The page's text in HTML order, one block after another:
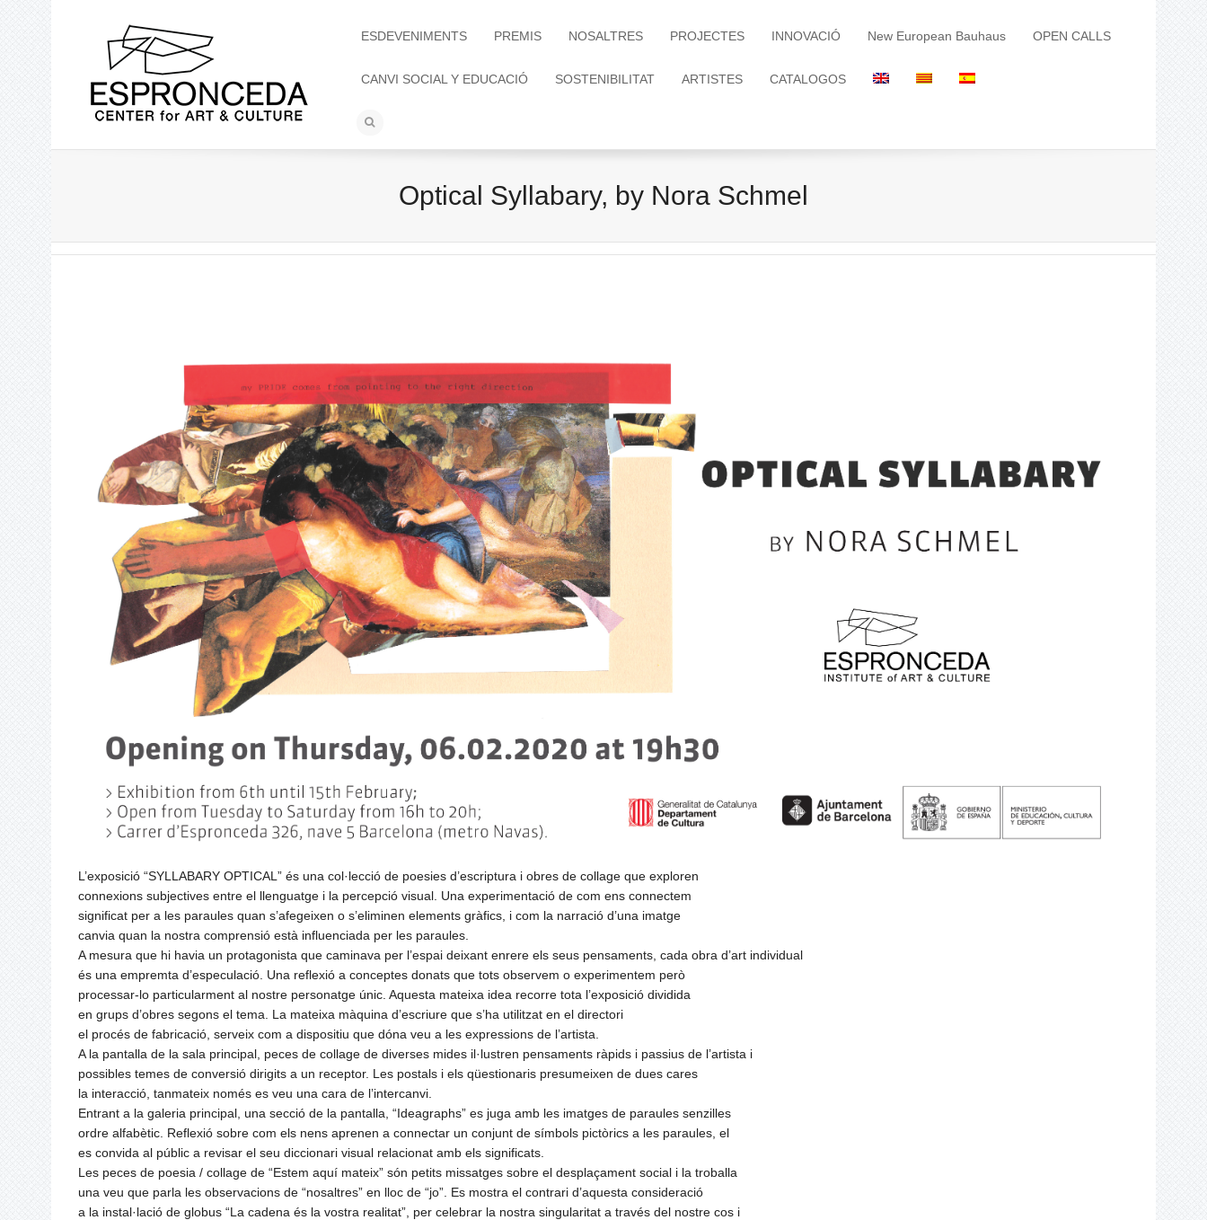
ESDEVENIMENTS PREMIS NOSALTRES PROJECTES INNOVACIÓ New European Bauhaus OPEN CALLS
CANVI SOCIAL Y EDUCACIÓ SOSTENIBILITAT ARTISTES CATALOGOS
Optical Syllabary, by Nora Schmel
L’exposició “SYLLABARY OPTICAL” és una col·lecció de poesies d’escriptura i obres de collage que exploren
connexions subjectives entre el llenguatge i la percepció visual. Una experimentació de com ens connectem
significat per a les paraules quan s’afegeixen o s’eliminen elements gràfics, i com la narració d’una imatge
canvia quan la nostra comprensió està influenciada per les paraules.
A mesura que hi havia un protagonista que caminava per l’espai deixant enrere els seus pensaments, cada obra d’art individual
és una empremta d’especulació. Una reflexió a conceptes donats que tots observem o experimentem però
processar-lo particularment al nostre personatge únic. Aquesta mateixa idea recorre tota l’exposició dividida
en grups d’obres segons el tema. La mateixa màquina d’escriure que s’ha utilitzat en el directori
el procés de fabricació, serveix com a dispositiu que dóna veu a les expressions de l’artista.
A la pantalla de la sala principal, peces de collage de diverses mides il·lustren pensaments ràpids i passius de l’artista i
possibles temes de conversió dirigits a un receptor. Les postals i els qüestionaris presumeixen de dues cares
la interacció, tanmateix només es veu una cara de l’intercanvi.
Entrant a la galeria principal, una secció de la pantalla, “Ideagraphs” es juga amb les imatges de paraules senzilles
ordre alfabètic. Reflexió sobre com els nens aprenen a connectar un conjunt de símbols pictòrics a les paraules, el
es convida al públic a revisar el seu diccionari visual relacionat amb els significats.
Les peces de poesia / collage de “Estem aquí mateix” són petits missatges sobre el desplaçament social i la troballa
una veu que parla les observacions de “nosaltres” en lloc de “jo”. Es mostra el contrari d’aquesta consideració
a la instal·lació de globus “La cadena és la vostra realitat”, per celebrar la nostra singularitat a través del nostre cos i